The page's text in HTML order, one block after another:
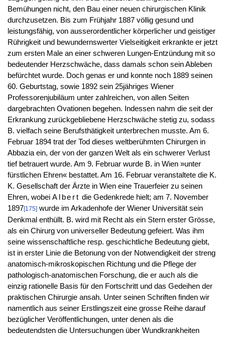
Bemühungen nicht, den Bau einer neuen chirurgischen Klinik
durchzusetzen. Bis zum Frühjahr 1887 völlig gesund und
leistungsfähig, von ausserordentlicher körperlicher und geistiger
Rührigkeit und bewundernswerter Vielseitigkeit erkrankte er jetzt
zum ersten Male an einer schweren Lungen-Entzündung mit so
bedeutender Herzschwäche, dass damals schon sein Ableben
befürchtet wurde. Doch genas er und konnte noch 1889 seinen
60. Geburtstag, sowie 1892 sein 25jähriges Wiener
Professorenjubiläum unter zahlreichen, von allen Seiten
dargebrachten Ovationen begehen. Indessen nahm die seit der
Erkrankung zurückgebliebene Herzschwäche stetig zu, sodass
B. vielfach seine Berufsthätigkeit unterbrechen musste. Am 6.
Februar 1894 trat der Tod dieses weltberühmten Chirurgen in
Abbazia ein, der von der ganzen Welt als ein schwerer Verlust
tief betrauert wurde. Am 9. Februar wurde B. in Wien »unter
fürstlichen Ehren« bestattet. Am 16. Februar veranstaltete die K.
K. Gesellschaft der Ärzte in Wien eine Trauerfeier zu seinen
Ehren, wobei Albert die Gedenkrede hielt; am 7. November
1897[175]wurde im Arkadenhofe der Wiener Universität sein
Denkmal enthüllt. B. wird mit Recht als ein Stern erster Grösse,
als ein Chirurg von universeller Bedeutung gefeiert. Was ihm
seine wissenschaftliche resp. geschichtliche Bedeutung giebt,
ist in erster Linie die Betonung von der Notwendigkeit der streng
anatomisch-mikroskopischen Richtung und die Pflege der
pathologisch-anatomischen Forschung, die er auch als die
einzig rationelle Basis für den Fortschritt und das Gedeihen der
praktischen Chirurgie ansah. Unter seinen Schriften finden wir
namentlich aus seiner Erstlingszeit eine grosse Reihe darauf
bezüglicher Veröffentlichungen, unter denen als die
bedeutendsten die Untersuchungen über Wundkrankheiten